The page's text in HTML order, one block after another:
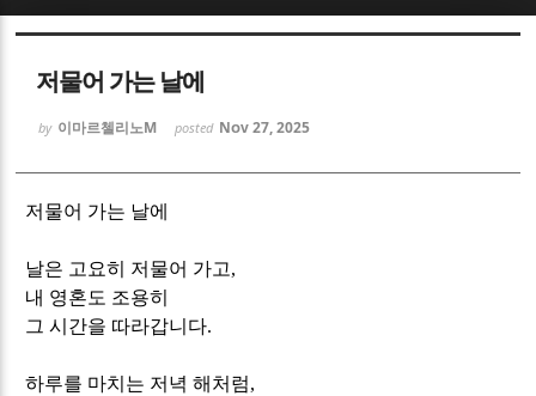
저물어 가는 날에
by 이마르첼리노M posted Nov 27, 2025
저물어 가는 날에
날은 고요히 저물어 가고,
내 영혼도 조용히
그 시간을 따라갑니다.
하루를 마치는 저녁 해처럼,
Sketchbook5, 스케치북5
Sketchbook5, 스케치북5
Sketchbook5, 스케치북5
Sketchbook5, 스케치북5